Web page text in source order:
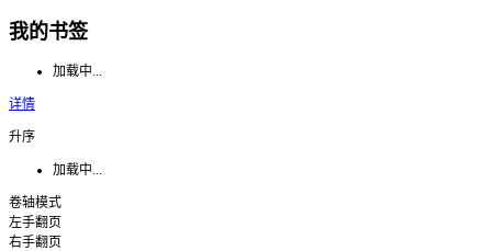
我的书签
加载中...
详情
升序
加载中...
卷轴模式
左手翻页
右手翻页